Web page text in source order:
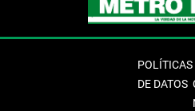
POLÍTICAS
DE DATOS